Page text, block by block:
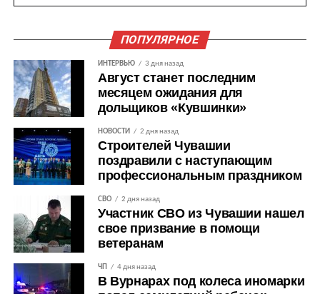
ПОПУЛЯРНОЕ
ИНТЕРВЬЮ 3 дня назад
Август станет последним
месяцем ожидания для
дольщиков «Кувшинки»
НОВОСТИ 2 дня назад
Строителей Чувашии
поздравили с наступающим
профессиональным праздником
СВО 2 дня назад
Участник СВО из Чувашии нашел
свое призвание в помощи
ветеранам
ЧП 4 дня назад
В Вурнарах под колеса иномарки